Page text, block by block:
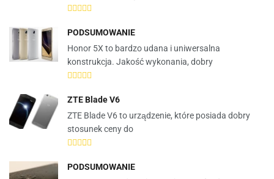
PODSUMOWANIE
Honor 5X to bardzo udana i uniwersalna
konstrukcja. Jakość wykonania, dobry
ZTE Blade V6
ZTE Blade V6 to urządzenie, które posiada dobry
stosunek ceny do
PODSUMOWANIE